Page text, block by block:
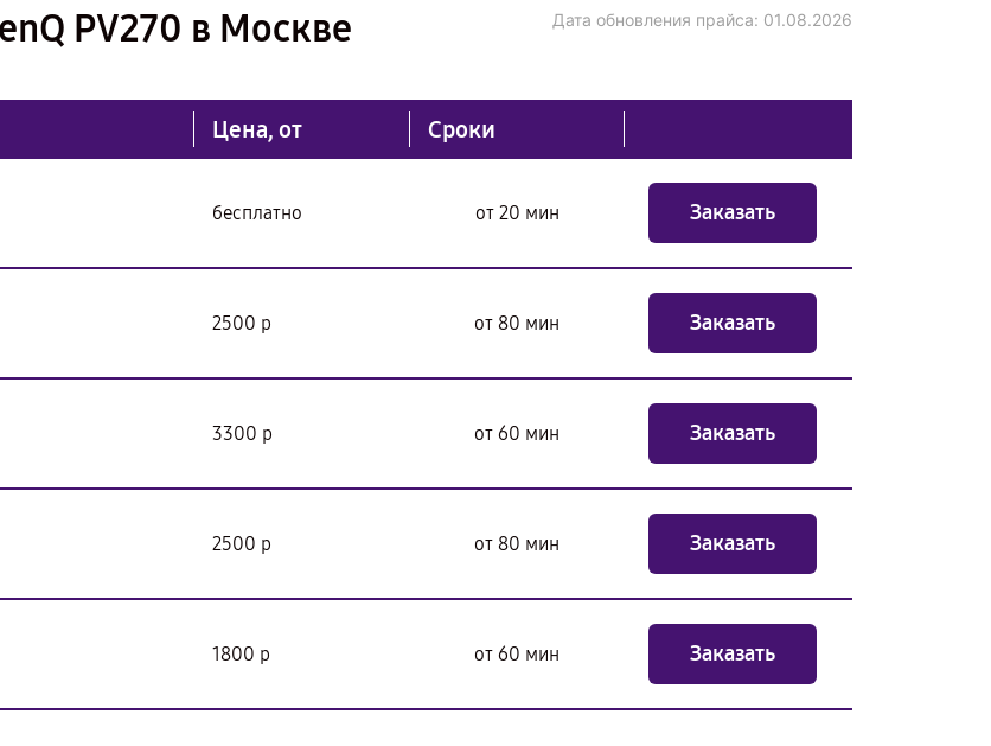
PV270 в Москве Дата обновления прайса: 01.08.2026
Цена, от Сроки
бесплатно от 20 мин Заказать
2500 р от 80 мин Заказать
3300 р от 60 мин Заказать
2500 р от 80 мин Заказать
1800 р от 60 мин Заказать